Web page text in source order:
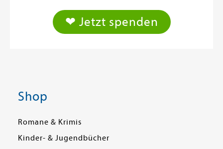
❤ Jetzt spenden
Shop
Romane & Krimis
Kinder- & Jugendbücher